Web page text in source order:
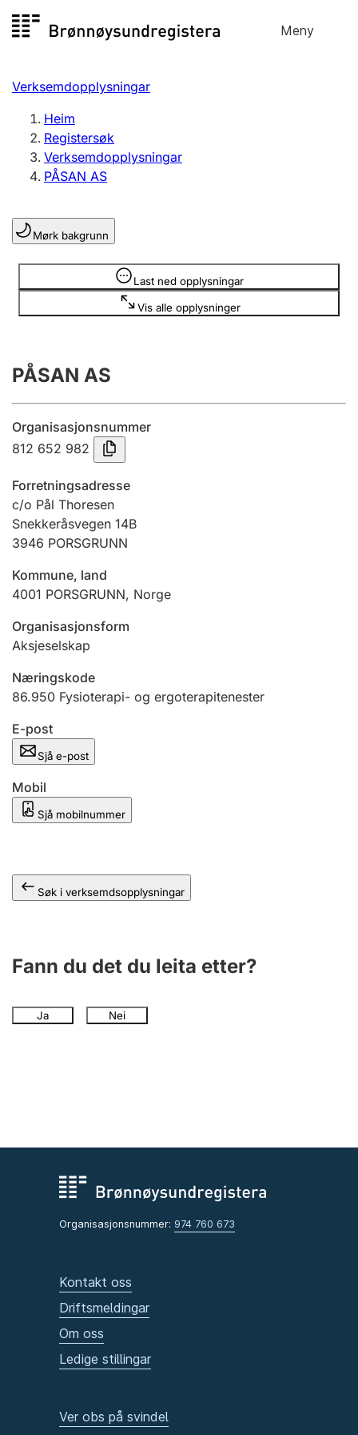
til
Meny
Registersøk
Aksjeselskap
Enkeltpersonføretak
Registrere, endre, slette
Lag og foreining
Registrere, endre, slette
Årsrekneskap
Innsending og forseinkingsgebyr
Tinglysing
Jeger
Betaling og jegeravgiftskort
Ektepaktrettleiaren
Verksemdopplysningar
Heim
Registersøk
Verksemdopplysningar
PÅSAN AS
Mørk bakgrunn
Last ned opplysningar
Vis alle opplysninger
Opplysninger er skjult
PÅSAN AS
Organisasjonsnummer
812 652 982
Forretningsadresse
c/o Pål Thoresen
Snekkeråsvegen 14B
3946 PORSGRUNN
Kommune, land
4001 PORSGRUNN, Norge
Organisasjonsform
Aksjeselskap
Næringskode
86.950 Fysioterapi- og ergoterapitenester
E-post
Sjå e-post
Mobil
Sjå mobilnummer
Søk i verksemdsopplysningar
Fann du det du leita etter?
Ja Nei
Organisasjonsnummer: 974 760 673
Kontakt oss
Driftsmeldingar
Om oss
Ledige stillingar
Ver obs på svindel